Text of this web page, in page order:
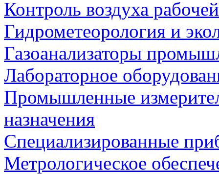
Контроль воздуха
Гидрометеорология и
Газоанализаторы
Лабораторное
Промышленные
назначения
Специализированные
Метрологическое